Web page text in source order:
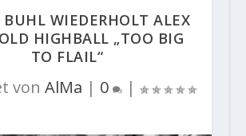
WIEDERHOLT ALEX
HIGHBALL „TOO BIG
TO FLAIL“
von AlMa | 0 |